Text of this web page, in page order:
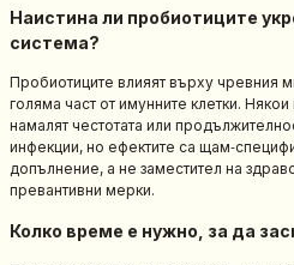
Наистина ли пробиотиците
система?
Пробиотиците влияят върху чревния
голяма част от имунните клетки.
намалят честотата или
инфекции, но ефектите са
допълнение, а не заместител на
превантивни мерки.
Колко време е нужно, за да